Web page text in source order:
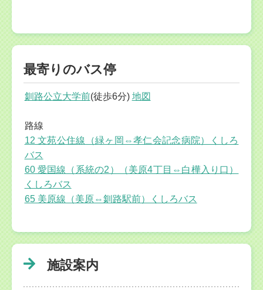
最寄りのバス停
釧路公立大学前(徒歩6分) 地図
路線
12 文苑公住線（緑ヶ岡⇔孝仁会記念病院）くしろ
バス
60 愛国線（系統の2）（美原4丁目⇔白樺入り口）
くしろバス
65 美原線（美原⇔釧路駅前）くしろバス
施設案内